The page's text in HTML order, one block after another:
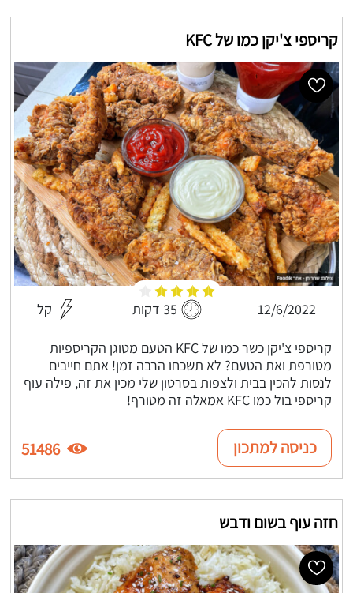
קריספי צ'יקן כמו של KFC
12/6/2022 35 דקות קל
קריספי צ'יקן כשר כמו של KFC הטעם מטוגן הקריספיות
מטורפת ואת הטעם? לא תשכחו הרבה זמן! אתם חייבים
לנסות להכין בבית ולצפות בסרטון שלי מכין את זה, פילה עוף
קריספי בול כמו KFC אמאלה זה מטורף!
כניסה למתכון 51486
חזה עוף בשום ודבש